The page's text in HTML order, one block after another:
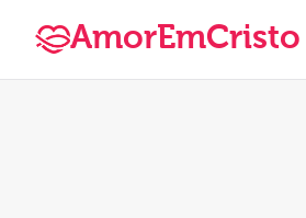
AmorEmCristo